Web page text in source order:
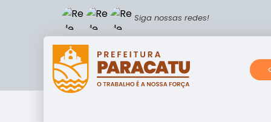
Siga nossas redes!